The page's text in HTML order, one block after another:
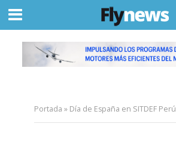
Portada » Día de España en SITDEF Perú